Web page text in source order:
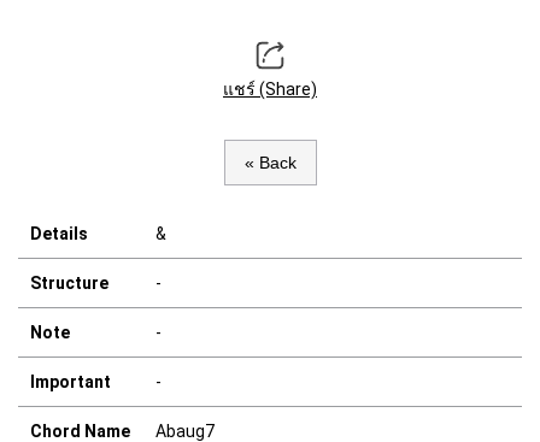
แชร์ (Share)
« Back
Details &
Structure -
Note -
Important -
Chord Name Abaug7